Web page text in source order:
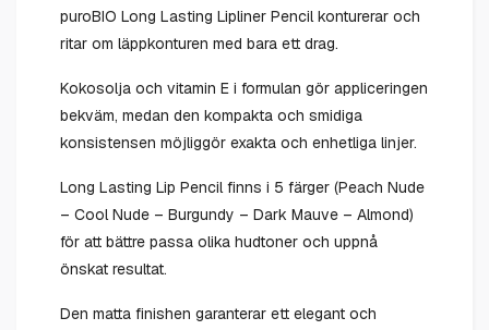
puroBIO Long Lasting Lipliner Pencil konturerar och
ritar om läppkonturen med bara ett drag.
Kokosolja och vitamin E i formulan gör appliceringen
bekväm, medan den kompakta och smidiga
konsistensen möjliggör exakta och enhetliga linjer.
Long Lasting Lip Pencil finns i 5 färger (Peach Nude
– Cool Nude – Burgundy – Dark Mauve – Almond)
för att bättre passa olika hudtoner och uppnå
önskat resultat.
Den matta finishen garanterar ett elegant och